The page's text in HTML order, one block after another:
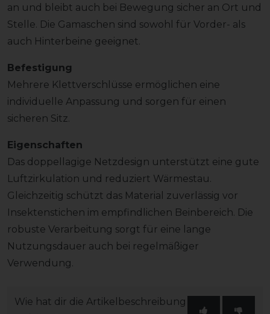
an und bleibt auch bei Bewegung sicher an Ort und
Stelle. Die Gamaschen sind sowohl für Vorder- als
auch Hinterbeine geeignet.
Befestigung
Mehrere Klettverschlüsse ermöglichen eine
individuelle Anpassung und sorgen für einen
sicheren Sitz.
Eigenschaften
Das doppellagige Netzdesign unterstützt eine gute
Luftzirkulation und reduziert Wärmestau.
Gleichzeitig schützt das Material zuverlässig vor
Insektenstichen im empfindlichen Beinbereich. Die
robuste Verarbeitung sorgt für eine lange
Nutzungsdauer auch bei regelmäßiger
Verwendung.
Wie hat dir die Artikelbeschreibung